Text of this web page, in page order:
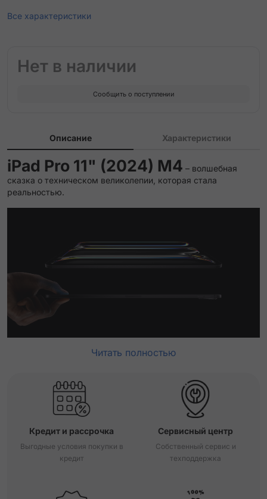
Все характеристики
Нет в наличии
Сообщить о поступлении
Описание Характеристики
iPad Pro 11" (2024) M4 – волшебная
сказка о техническом великолепии, которая стала
реальностью.
Читать полностью
Кредит и рассрочка
Выгодные условия покупки в
кредит
Сервисный центр
Собственный сервис и
техподдержка